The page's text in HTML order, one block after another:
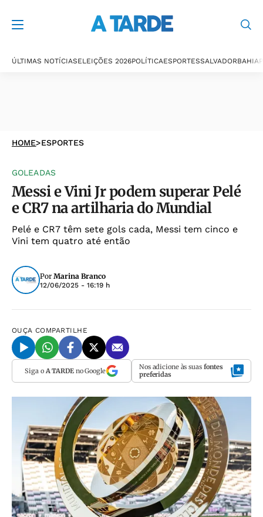
ÚLTIMAS NOTÍCIASELEIÇÕES 2026POLÍTICAESPORTESSALVADORBAHIA
HOME>ESPORTES
GOLEADAS
Messi e Vini Jr podem superar Pelé
e CR7 na artilharia do Mundial
Pelé e CR7 têm sete gols cada, Messi tem cinco e
Vini tem quatro até então
Por Marina Branco
12/06/2025 - 16:19 h
OUÇA COMPARTILHE
Siga o A TARDEno Google Nos adicione às suas fontes
preferidas